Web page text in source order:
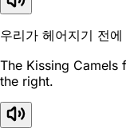
우리가 헤어지기 전
The Kissing Camels
the right.